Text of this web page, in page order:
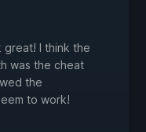
great! I think the
was the cheat
the
to work!